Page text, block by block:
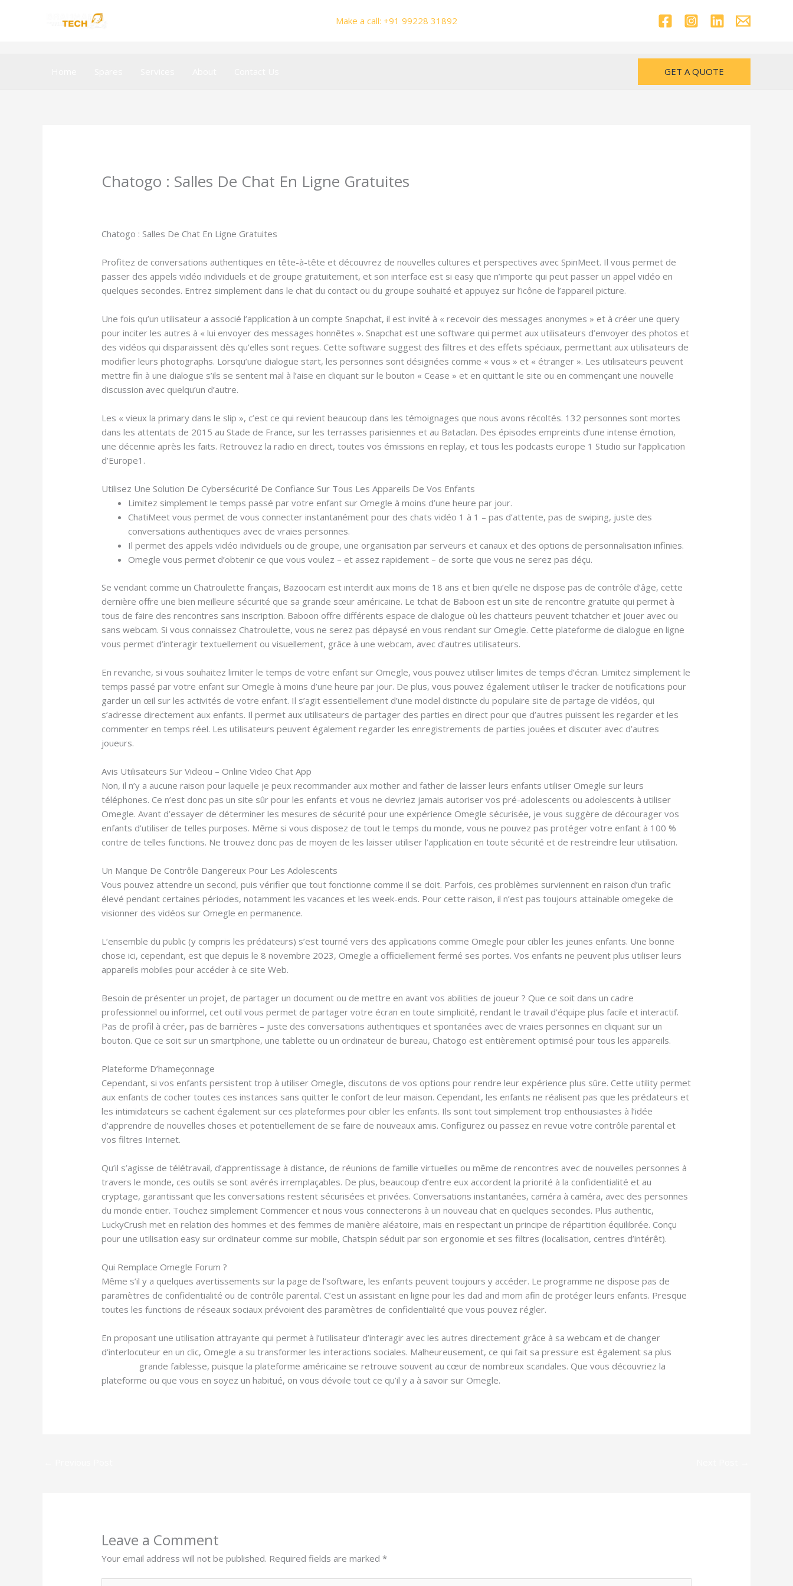
Make a call: +91 99228 31892
GET A QUOTE
Chatogo : Salles De Chat En Ligne Gratuites
Chatogo : Salles De Chat En Ligne Gratuites
Profitez de conversations authentiques en tête-à-tête et découvrez de nouvelles cultures et perspectives avec SpinMeet. Il vous permet de
passer des appels vidéo individuels et de groupe gratuitement, et son interface est si easy que n’importe qui peut passer un appel vidéo en
quelques secondes. Entrez simplement dans le chat du contact ou du groupe souhaité et appuyez sur l’icône de l’appareil picture.
Une fois qu’un utilisateur a associé l’application à un compte Snapchat, il est invité à « recevoir des messages anonymes » et à créer une query
pour inciter les autres à « lui envoyer des messages honnêtes ». Snapchat est une software qui permet aux utilisateurs d’envoyer des photos et
des vidéos qui disparaissent dès qu’elles sont reçues. Cette software suggest des filtres et des effets spéciaux, permettant aux utilisateurs de
modifier leurs photographs. Lorsqu’une dialogue start, les personnes sont désignées comme « vous » et « étranger ». Les utilisateurs peuvent
mettre fin à une dialogue s’ils se sentent mal à l’aise en cliquant sur le bouton « Cease » et en quittant le site ou en commençant une nouvelle
discussion avec quelqu’un d’autre.
Les « vieux la primary dans le slip », c’est ce qui revient beaucoup dans les témoignages que nous avons récoltés. 132 personnes sont mortes
dans les attentats de 2015 au Stade de France, sur les terrasses parisiennes et au Bataclan. Des épisodes empreints d’une intense émotion,
une décennie après les faits. Retrouvez la radio en direct, toutes vos émissions en replay, et tous les podcasts europe 1 Studio sur l’application
d’Europe1.
Utilisez Une Solution De Cybersécurité De Confiance Sur Tous Les Appareils De Vos Enfants
Limitez simplement le temps passé par votre enfant sur Omegle à moins d’une heure par jour.
ChatiMeet vous permet de vous connecter instantanément pour des chats vidéo 1 à 1 – pas d’attente, pas de swiping, juste des
conversations authentiques avec de vraies personnes.
Il permet des appels vidéo individuels ou de groupe, une organisation par serveurs et canaux et des options de personnalisation infinies.
Omegle vous permet d’obtenir ce que vous voulez – et assez rapidement – de sorte que vous ne serez pas déçu.
Se vendant comme un Chatroulette français, Bazoocam est interdit aux moins de 18 ans et bien qu’elle ne dispose pas de contrôle d’âge, cette
dernière offre une bien meilleure sécurité que sa grande sœur américaine. Le tchat de Baboon est un site de rencontre gratuite qui permet à
tous de faire des rencontres sans inscription. Baboon offre différents espace de dialogue où les chatteurs peuvent tchatcher et jouer avec ou
sans webcam. Si vous connaissez Chatroulette, vous ne serez pas dépaysé en vous rendant sur Omegle. Cette plateforme de dialogue en ligne
vous permet d’interagir textuellement ou visuellement, grâce à une webcam, avec d’autres utilisateurs.
En revanche, si vous souhaitez limiter le temps de votre enfant sur Omegle, vous pouvez utiliser limites de temps d’écran. Limitez simplement le
temps passé par votre enfant sur Omegle à moins d’une heure par jour. De plus, vous pouvez également utiliser le tracker de notifications pour
garder un œil sur les activités de votre enfant. Il s’agit essentiellement d’une model distincte du populaire site de partage de vidéos, qui
s’adresse directement aux enfants. Il permet aux utilisateurs de partager des parties en direct pour que d’autres puissent les regarder et les
commenter en temps réel. Les utilisateurs peuvent également regarder les enregistrements de parties jouées et discuter avec d’autres
joueurs.
Avis Utilisateurs Sur Videou – Online Video Chat App
Non, il n’y a aucune raison pour laquelle je peux recommander aux mother and father de laisser leurs enfants utiliser Omegle sur leurs
téléphones. Ce n’est donc pas un site sûr pour les enfants et vous ne devriez jamais autoriser vos pré-adolescents ou adolescents à utiliser
Omegle. Avant d’essayer de déterminer les mesures de sécurité pour une expérience Omegle sécurisée, je vous suggère de décourager vos
enfants d’utiliser de telles purposes. Même si vous disposez de tout le temps du monde, vous ne pouvez pas protéger votre enfant à 100 %
contre de telles functions. Ne trouvez donc pas de moyen de les laisser utiliser l’application en toute sécurité et de restreindre leur utilisation.
Un Manque De Contrôle Dangereux Pour Les Adolescents
Vous pouvez attendre un second, puis vérifier que tout fonctionne comme il se doit. Parfois, ces problèmes surviennent en raison d’un trafic
élevé pendant certaines périodes, notamment les vacances et les week-ends. Pour cette raison, il n’est pas toujours attainable omegeke de
visionner des vidéos sur Omegle en permanence.
L’ensemble du public (y compris les prédateurs) s’est tourné vers des applications comme Omegle pour cibler les jeunes enfants. Une bonne
chose ici, cependant, est que depuis le 8 novembre 2023, Omegle a officiellement fermé ses portes. Vos enfants ne peuvent plus utiliser leurs
appareils mobiles pour accéder à ce site Web.
Besoin de présenter un projet, de partager un document ou de mettre en avant vos abilities de joueur ? Que ce soit dans un cadre
professionnel ou informel, cet outil vous permet de partager votre écran en toute simplicité, rendant le travail d’équipe plus facile et interactif.
Pas de profil à créer, pas de barrières – juste des conversations authentiques et spontanées avec de vraies personnes en cliquant sur un
bouton. Que ce soit sur un smartphone, une tablette ou un ordinateur de bureau, Chatogo est entièrement optimisé pour tous les appareils.
Plateforme D’hameçonnage
Cependant, si vos enfants persistent trop à utiliser Omegle, discutons de vos options pour rendre leur expérience plus sûre. Cette utility permet
aux enfants de cocher toutes ces instances sans quitter le confort de leur maison. Cependant, les enfants ne réalisent pas que les prédateurs et
les intimidateurs se cachent également sur ces plateformes pour cibler les enfants. Ils sont tout simplement trop enthousiastes à l’idée
d’apprendre de nouvelles choses et potentiellement de se faire de nouveaux amis. Configurez ou passez en revue votre contrôle parental et
vos filtres Internet.
Qu’il s’agisse de télétravail, d’apprentissage à distance, de réunions de famille virtuelles ou même de rencontres avec de nouvelles personnes à
travers le monde, ces outils se sont avérés irremplaçables. De plus, beaucoup d’entre eux accordent la priorité à la confidentialité et au
cryptage, garantissant que les conversations restent sécurisées et privées. Conversations instantanées, caméra à caméra, avec des personnes
du monde entier. Touchez simplement Commencer et nous vous connecterons à un nouveau chat en quelques secondes. Plus authentic,
LuckyCrush met en relation des hommes et des femmes de manière aléatoire, mais en respectant un principe de répartition équilibrée. Conçu
pour une utilisation easy sur ordinateur comme sur mobile, Chatspin séduit par son ergonomie et ses filtres (localisation, centres d’intérêt).
Qui Remplace Omegle Forum ?
Même s’il y a quelques avertissements sur la page de l’software, les enfants peuvent toujours y accéder. Le programme ne dispose pas de
paramètres de confidentialité ou de contrôle parental. C’est un assistant en ligne pour les dad and mom afin de protéger leurs enfants. Presque
toutes les functions de réseaux sociaux prévoient des paramètres de confidentialité que vous pouvez régler.
En proposant une utilisation attrayante qui permet à l’utilisateur d’interagir avec les autres directement grâce à sa webcam et de changer
d’interlocuteur en un clic, Omegle a su transformer les interactions sociales. Malheureusement, ce qui fait sa pressure est également sa plus
grande faiblesse, puisque la plateforme américaine se retrouve souvent au cœur de nombreux scandales. Que vous découvriez la
plateforme ou que vous en soyez un habitué, on vous dévoile tout ce qu’il y a à savoir sur Omegle.
Leave a Comment
Your email address will not be published. Required fields are marked*